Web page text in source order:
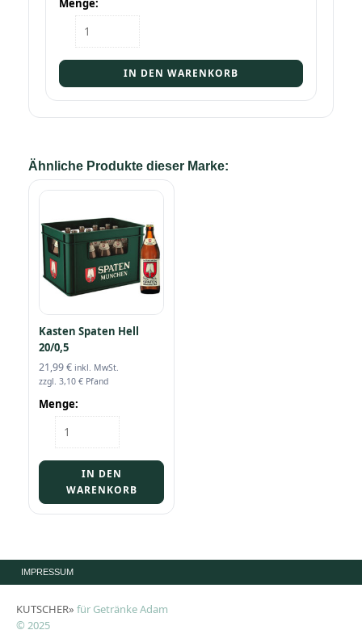
Menge:
Flasche
Spaten
Menge
IN DEN WARENKORB
Ähnliche Produkte dieser Marke:
Kasten Spaten Hell
20/0,5
21,99€ inkl. MwSt.
zzgl. 3,10 € Pfand
Menge:
Kasten
Spaten
20/0,5
Menge
IN DEN
WARENKORB
IMPRESSUM
KUTSCHER» für Getränke Adam
© 2025